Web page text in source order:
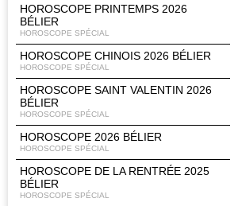
Sagittaire
HOROSCOPE PRINTEMPS 2026
BÉLIER
HOROSCOPE SPÉCIAL
HOROSCOPE CHINOIS 2026 BÉLIER
HOROSCOPE SPÉCIAL
HOROSCOPE SAINT VALENTIN 2026
BÉLIER
HOROSCOPE SPÉCIAL
HOROSCOPE 2026 BÉLIER
HOROSCOPE SPÉCIAL
HOROSCOPE DE LA RENTRÉE 2025
BÉLIER
HOROSCOPE SPÉCIAL